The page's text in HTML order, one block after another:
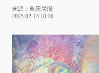
来源： 重庆晨报
2025-02-14 10:16